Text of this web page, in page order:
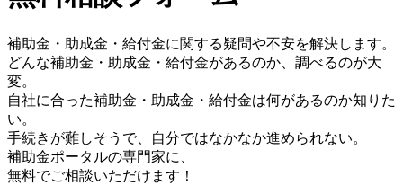
補助金・助成金・給付金に関する疑問や不安を解決します。
どんな補助金・助成金・給付金があるのか、調べるのが大
変。
自社に合った補助金・助成金・給付金は何があるのか知りた
い。
手続きが難しそうで、自分ではなかなか進められない。
補助金ポータルの専門家に、
無料でご相談いただけます！